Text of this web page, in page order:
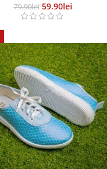
79.90Lei 59.90Lei